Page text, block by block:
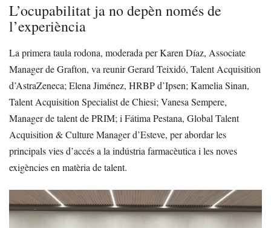
L’ocupabilitat ja no depèn només de
l’experiència
La primera taula rodona, moderada per Karen Díaz, Associate
Manager de Grafton, va reunir Gerard Teixidó, Talent Acquisition
d’AstraZeneca; Elena Jiménez, HRBP d’Ipsen; Kamelia Sinan,
Talent Acquisition Specialist de Chiesi; Vanesa Sempere,
Manager de talent de PRIM; i Fátima Pestana, Global Talent
Acquisition & Culture Manager d’Esteve, per abordar les
principals vies d’accés a la indústria farmacèutica i les noves
exigències en matèria de talent.